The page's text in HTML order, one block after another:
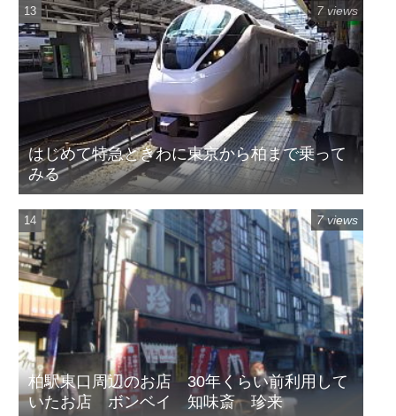
はじめて特急ときわに東京から柏まで乗って
みる
7 views
柏駅東口周辺のお店 30年くらい前利用して
いたお店 ボンベイ 知味斎 珍来
7 views